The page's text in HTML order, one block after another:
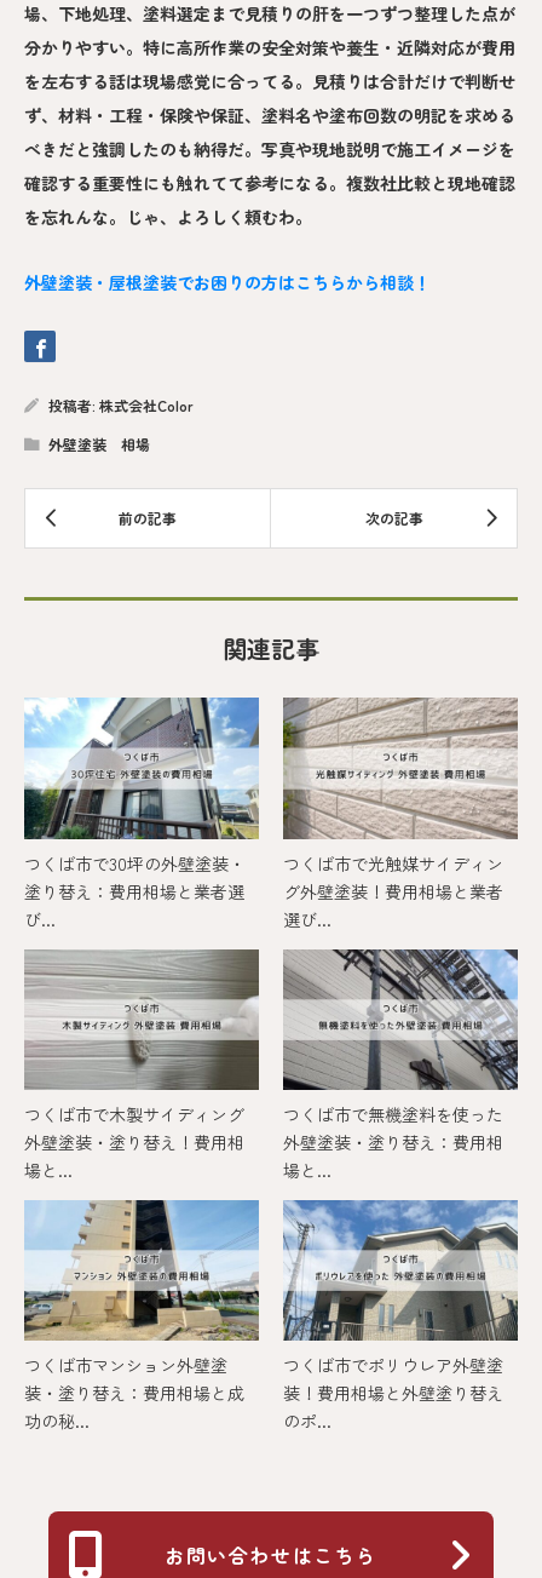
場、下地処理、塗料選定まで見積りの肝を一つずつ整理した点が
分かりやすい。特に高所作業の安全対策や養生・近隣対応が費用
を左右する話は現場感覚に合ってる。見積りは合計だけで判断せ
ず、材料・工程・保険や保証、塗料名や塗布回数の明記を求める
べきだと強調したのも納得だ。写真や現地説明で施工イメージを
確認する重要性にも触れてて参考になる。複数社比較と現地確認
を忘れんな。じゃ、よろしく頼むわ。
外壁塗装・屋根塗装でお困りの方はこちらから相談！
投稿者: 株式会社Color
外壁塗装 相場
関連記事
つくば市で30坪の外壁塗装・
塗り替え：費用相場と業者選
び...
つくば市で光触媒サイディン
グ外壁塗装！費用相場と業者
選び...
つくば市で木製サイディング
外壁塗装・塗り替え！費用相
場と...
つくば市で無機塗料を使った
外壁塗装・塗り替え：費用相
場と...
つくば市マンション外壁塗
装・塗り替え：費用相場と成
功の秘...
つくば市でポリウレア外壁塗
装！費用相場と外壁塗り替え
のポ...
お問い合わせはこちら